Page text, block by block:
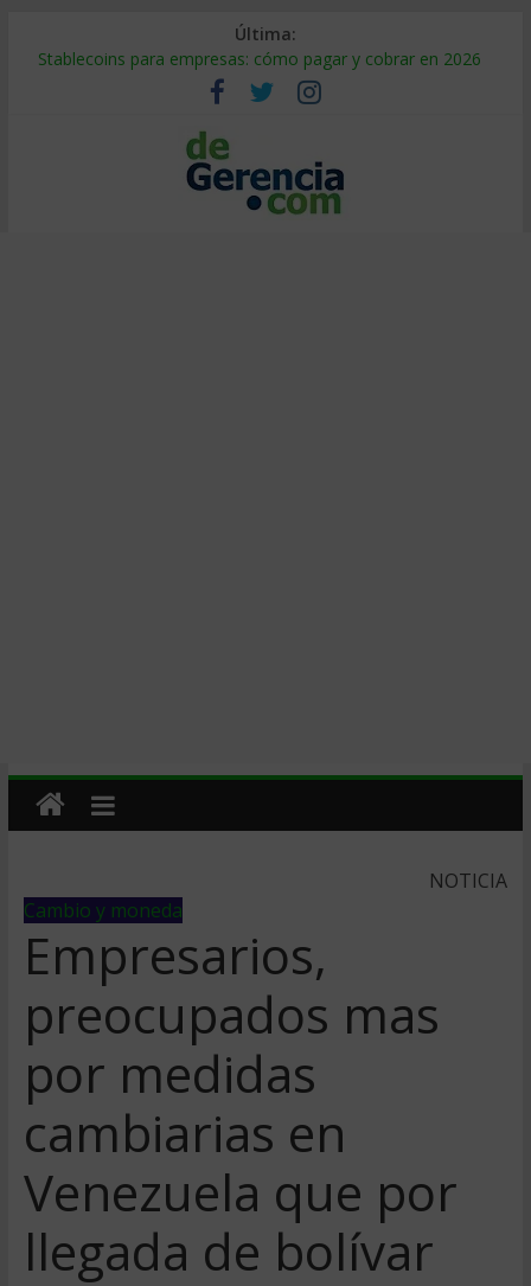
Última:
Stablecoins para empresas: cómo pagar y cobrar en 2026
Despido silencioso: qué es y por qué sale tan caro
IA en selección de personal: cómo auditarla a tiempo
Trabajo forzoso en la cadena de suministro: qué hacer
Mercado hispano de EE. UU.: cómo segmentarlo y venderle
NOTICIA
Cambio y moneda
Empresarios,
preocupados mas
por medidas
cambiarias en
Venezuela que por
llegada de bolí­var